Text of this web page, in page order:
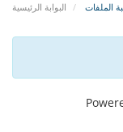
البوابة الرئيسية الملفات